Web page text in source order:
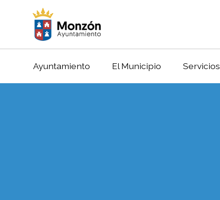
Ayuntamiento El Municipio Servicios